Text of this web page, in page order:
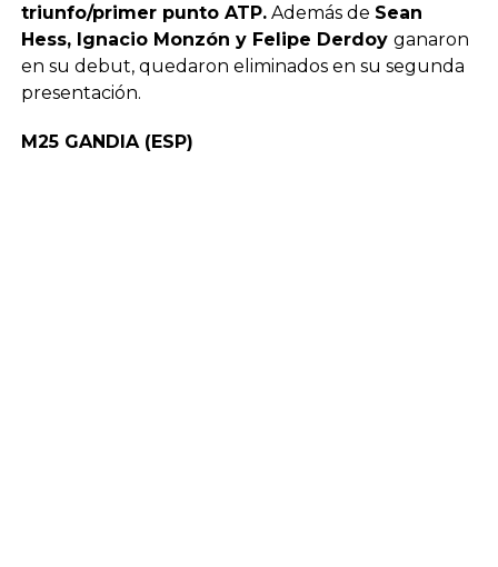
triunfo/primer punto ATP.Además de Sean
Hess, Ignacio Monzón y Felipe Derdoy ganaron
en su debut, quedaron eliminados en su segunda
presentación.
M25 GANDIA (ESP)